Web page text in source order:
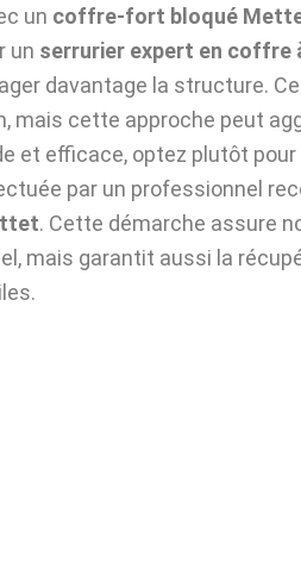
un coffre-fort bloqué
un serrurier expert en coffre
davantage la structure.
mais cette approche peut
et efficace, optez plutôt pour
par un professionnel
. Cette démarche assure
mais garantit aussi la